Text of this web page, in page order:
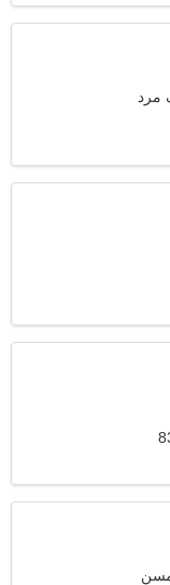
مرد
متر (6'2")، 83
مسن